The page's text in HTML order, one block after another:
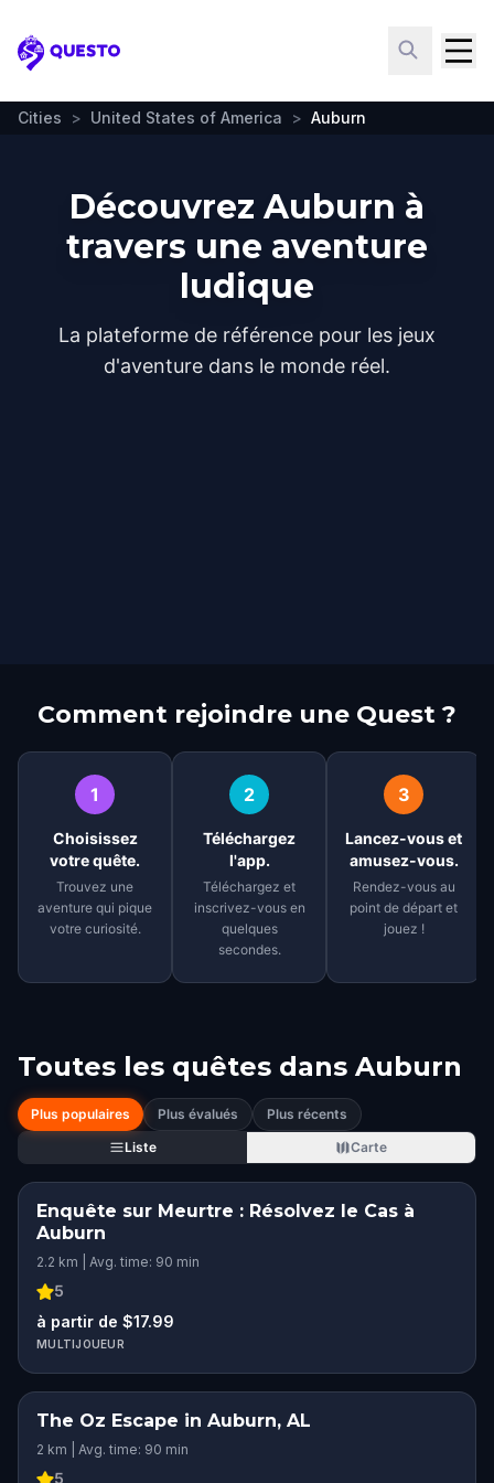
Questo
Cities > United States of America > Auburn
Découvrez Auburn à
travers une aventure
ludique
La plateforme de référence pour les jeux
d'aventure dans le monde réel.
Comment rejoindre une Quest ?
1
Choisissez
votre quête.
Trouvez une
aventure qui pique
votre curiosité.
2
Téléchargez
l'app.
Téléchargez et
inscrivez-vous en
quelques
secondes.
3
Lancez-vous et
amusez-vous.
Rendez-vous au
point de départ et
jouez !
Toutes les quêtes dans Auburn
Plus populaires Plus évalués
Plus récents
Liste
Carte
Enquête sur Meurtre : Résolvez le Cas à
Auburn
2.2 km | Avg. time: 90 min
5
à partir de $17.99
MULTIJOUEUR
The Oz Escape in Auburn, AL
2 km | Avg. time: 90 min
5